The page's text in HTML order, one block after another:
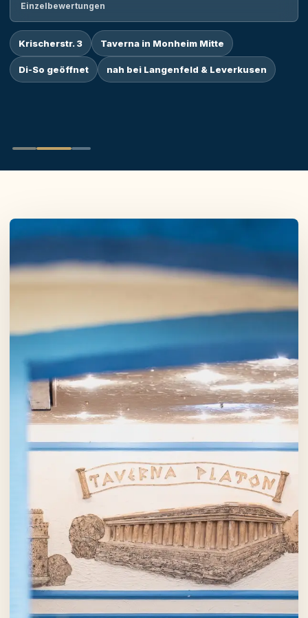
Einzelbewertungen
Krischerstr. 3 Taverna in Monheim Mitte
Di-So geöffnet nah bei Langenfeld & Leverkusen